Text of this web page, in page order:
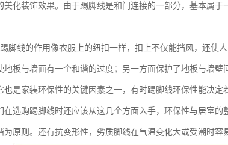
美化装饰效果。由于踢脚线是和门连接的一部分，基本属
脚线的作用像衣服上的纽扣一样，扣上不仅能挡风，还使
地板与墙面有一个和谐的过度；另一方面保护了地板与墙
也是家装环保性的关键因素之一，有时踢脚线环保性能决定
在选购踢脚线时还应该从这几个方面入手，环保性与居室
为原则。还有抗变形性，劣质脚线在气温变化大或受潮时容